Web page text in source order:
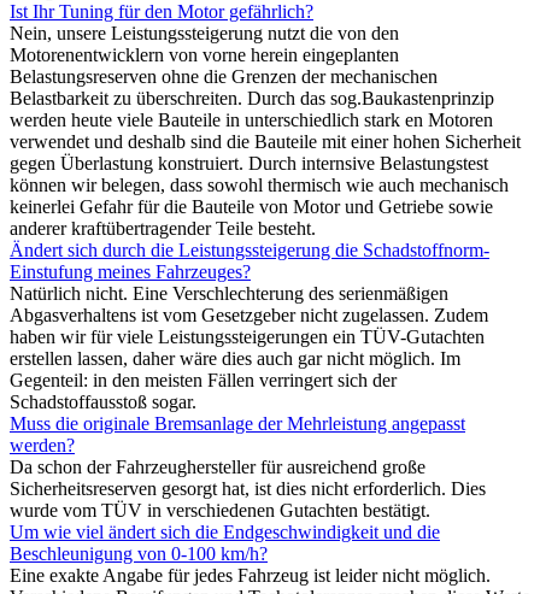
Ist Ihr Tuning für den Motor gefährlich?
Nein, unsere Leistungssteigerung nutzt die von den
Motorenentwicklern von vorne herein eingeplanten
Belastungsreserven ohne die Grenzen der mechanischen
Belastbarkeit zu überschreiten. Durch das sog.Baukastenprinzip
werden heute viele Bauteile in unterschiedlich stark en Motoren
verwendet und deshalb sind die Bauteile mit einer hohen Sicherheit
gegen Überlastung konstruiert. Durch internsive Belastungstest
können wir belegen, dass sowohl thermisch wie auch mechanisch
keinerlei Gefahr für die Bauteile von Motor und Getriebe sowie
anderer kraftübertragender Teile besteht.
Ändert sich durch die Leistungssteigerung die Schadstoffnorm-
Einstufung meines Fahrzeuges?
Natürlich nicht. Eine Verschlechterung des serienmäßigen
Abgasverhaltens ist vom Gesetzgeber nicht zugelassen. Zudem
haben wir für viele Leistungssteigerungen ein TÜV-Gutachten
erstellen lassen, daher wäre dies auch gar nicht möglich. Im
Gegenteil: in den meisten Fällen verringert sich der
Schadstoffausstoß sogar.
Muss die originale Bremsanlage der Mehrleistung angepasst
werden?
Da schon der Fahrzeughersteller für ausreichend große
Sicherheitsreserven gesorgt hat, ist dies nicht erforderlich. Dies
wurde vom TÜV in verschiedenen Gutachten bestätigt.
Um wie viel ändert sich die Endgeschwindigkeit und die
Beschleunigung von 0-100 km/h?
Eine exakte Angabe für jedes Fahrzeug ist leider nicht möglich.